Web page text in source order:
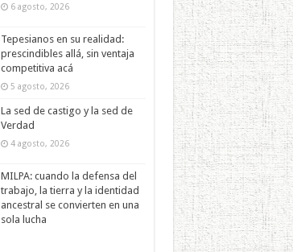
6 agosto, 2026
Tepesianos en su realidad:
prescindibles allá, sin ventaja
competitiva acá
5 agosto, 2026
La sed de castigo y la sed de
Verdad
4 agosto, 2026
MILPA: cuando la defensa del
trabajo, la tierra y la identidad
ancestral se convierten en una
sola lucha